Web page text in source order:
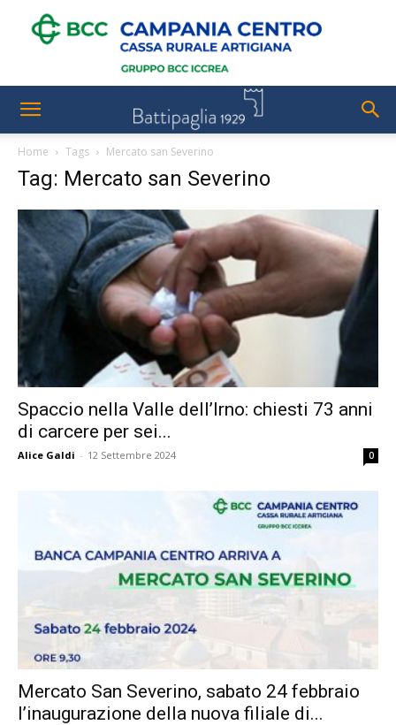
Home Tags Mercato san Severino
Tag: Mercato san Severino
Spaccio nella Valle dell’Irno: chiesti 73 anni
di carcere per sei...
Alice Galdi - 12 Settembre 2024 0
Mercato San Severino, sabato 24 febbraio
l’inaugurazione della nuova filiale di...